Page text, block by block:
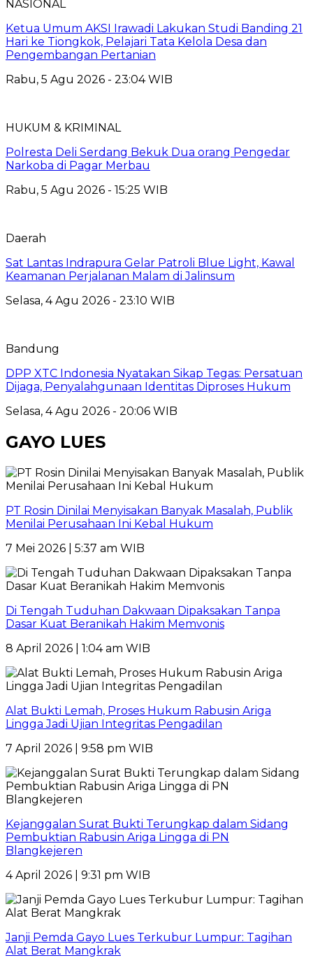
NASIONAL
Ketua Umum AKSI Irawadi Lakukan Studi Banding 21
Hari ke Tiongkok, Pelajari Tata Kelola Desa dan
Pengembangan Pertanian
Rabu, 5 Agu 2026 - 23:04 WIB
HUKUM & KRIMINAL
Polresta Deli Serdang Bekuk Dua orang Pengedar
Narkoba di Pagar Merbau
Rabu, 5 Agu 2026 - 15:25 WIB
Daerah
Sat Lantas Indrapura Gelar Patroli Blue Light, Kawal
Keamanan Perjalanan Malam di Jalinsum
Selasa, 4 Agu 2026 - 23:10 WIB
Bandung
DPP XTC Indonesia Nyatakan Sikap Tegas: Persatuan
Dijaga, Penyalahgunaan Identitas Diproses Hukum
Selasa, 4 Agu 2026 - 20:06 WIB
GAYO LUES
PT Rosin Dinilai Menyisakan Banyak Masalah, Publik
Menilai Perusahaan Ini Kebal Hukum
7 Mei 2026 | 5:37 am WIB
Di Tengah Tuduhan Dakwaan Dipaksakan Tanpa
Dasar Kuat Beranikah Hakim Memvonis
8 April 2026 | 1:04 am WIB
Alat Bukti Lemah, Proses Hukum Rabusin Ariga
Lingga Jadi Ujian Integritas Pengadilan
7 April 2026 | 9:58 pm WIB
Kejanggalan Surat Bukti Terungkap dalam Sidang
Pembuktian Rabusin Ariga Lingga di PN
Blangkejeren
4 April 2026 | 9:31 pm WIB
Janji Pemda Gayo Lues Terkubur Lumpur: Tagihan
Alat Berat Mangkrak